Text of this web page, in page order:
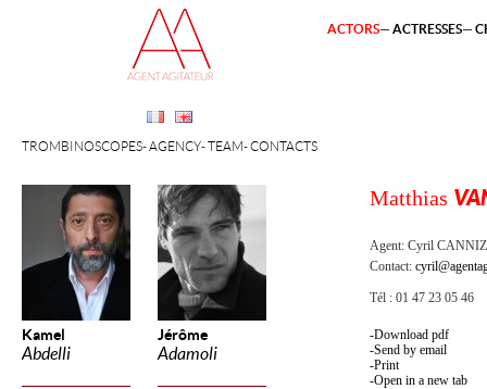
Kamel
Abdelli
Jérôme
Adamoli
TROMBINOSCOPES AGENCY TEAM CONTACTS
ACTORS ACTRESSES
Matthias
Agent: Cyril
Contact:
Tél : 01 47 23 05 46
Download pdf
Send by email
Print
Open in a new tab